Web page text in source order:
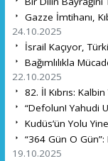
Gazze İmtihanı,
24.10.2025
İsrail Kaçıyor,
Bağımlılıkla
22.10.2025
82. İl Kıbrıs:
“Defolun! Yahudi
Kudüs’ün Yolu
“364 Gün O Gün”:
19.10.2025